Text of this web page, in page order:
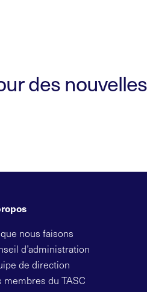
des
nous faisons
d’administration
de direction
membres du TASC